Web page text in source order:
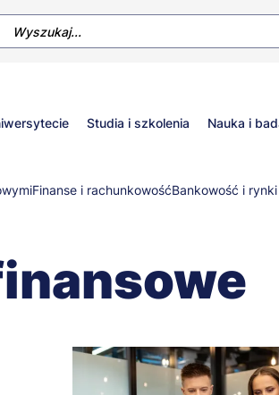
Studia i szkolenia Nauka i
Finanse i rachunkowośćBankowość i